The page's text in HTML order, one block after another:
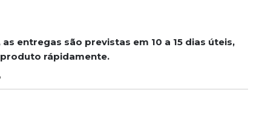
as entregas são previstas em 10 a 15 dias úteis,
rápidamente.